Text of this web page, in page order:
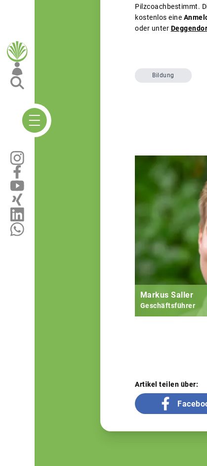
Pilzcoachbestimmt.
kostenlos eine
oder unter
Bildung
Markus Saller
Geschäftsführer
Artikel teilen über: